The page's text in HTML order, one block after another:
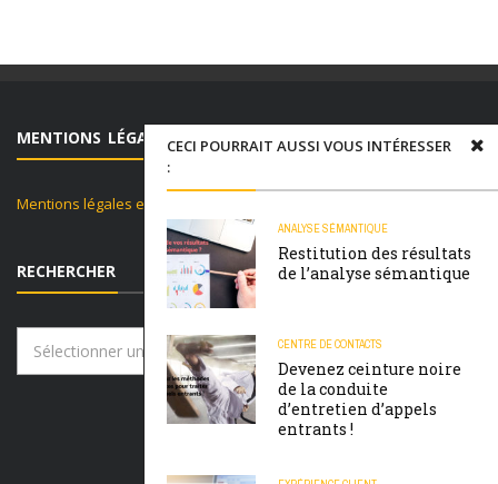
CECI POURRAIT AUSSI VOUS INTÉRESSER
:
ANALYSE SÉMANTIQUE
Restitution des résultats
de l’analyse sémantique
CENTRE DE CONTACTS
Devenez ceinture noire
de la conduite
d’entretien d’appels
entrants !
MENTIONS LÉGALES ET POLITIQUE DE CONFIDENTIALITÉ
Mentions légales et politique de confidentialité
RECHERCHER